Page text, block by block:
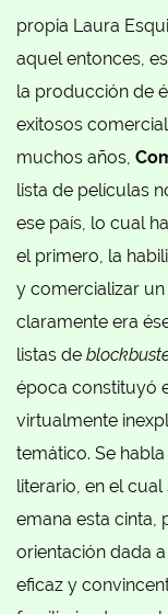
propia Laura
aquel entonces,
la producción de
exitosos
muchos años,
lista de películas
ese país, lo cual
el primero, la
y comercializar
claramente era
listas de
época constituyó
virtualmente
temático. Se
literario, en el
emana esta cinta,
orientación dada
eficaz y